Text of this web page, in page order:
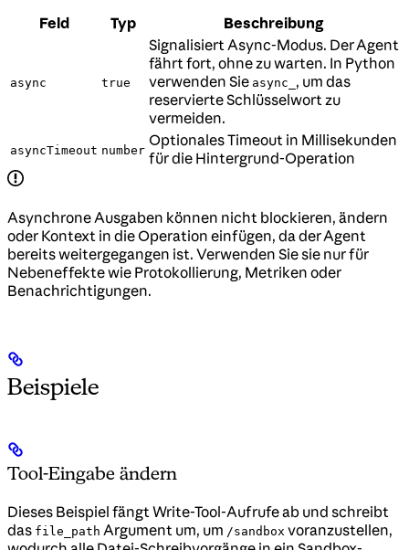
Feld Typ Beschreibung
async true
Signalisiert Async-Modus. Der Agent
fährt fort, ohne zu warten. In Python
verwenden Sie async_ , um das
reservierte Schlüsselwort zu
vermeiden.
asyncTimeout number
Optionales Timeout in Millisekunden
für die Hintergrund-Operation
Asynchrone Ausgaben können nicht blockieren, ändern
oder Kontext in die Operation einfügen, da der Agent
bereits weitergegangen ist. Verwenden Sie sie nur für
Nebeneffekte wie Protokollierung, Metriken oder
Benachrichtigungen.
Beispiele
Tool-Eingabe ändern
Dieses Beispiel fängt Write-Tool-Aufrufe ab und schreibt
das file_path Argument um, um /sandbox voranzustellen,